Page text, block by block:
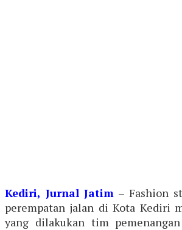
Kediri, Jurnal Jatim – Fashion
perempatan jalan di Kota Kediri
yang dilakukan tim